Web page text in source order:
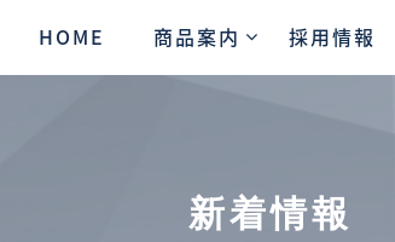
HOME 商品案内 採用情報
新着情報